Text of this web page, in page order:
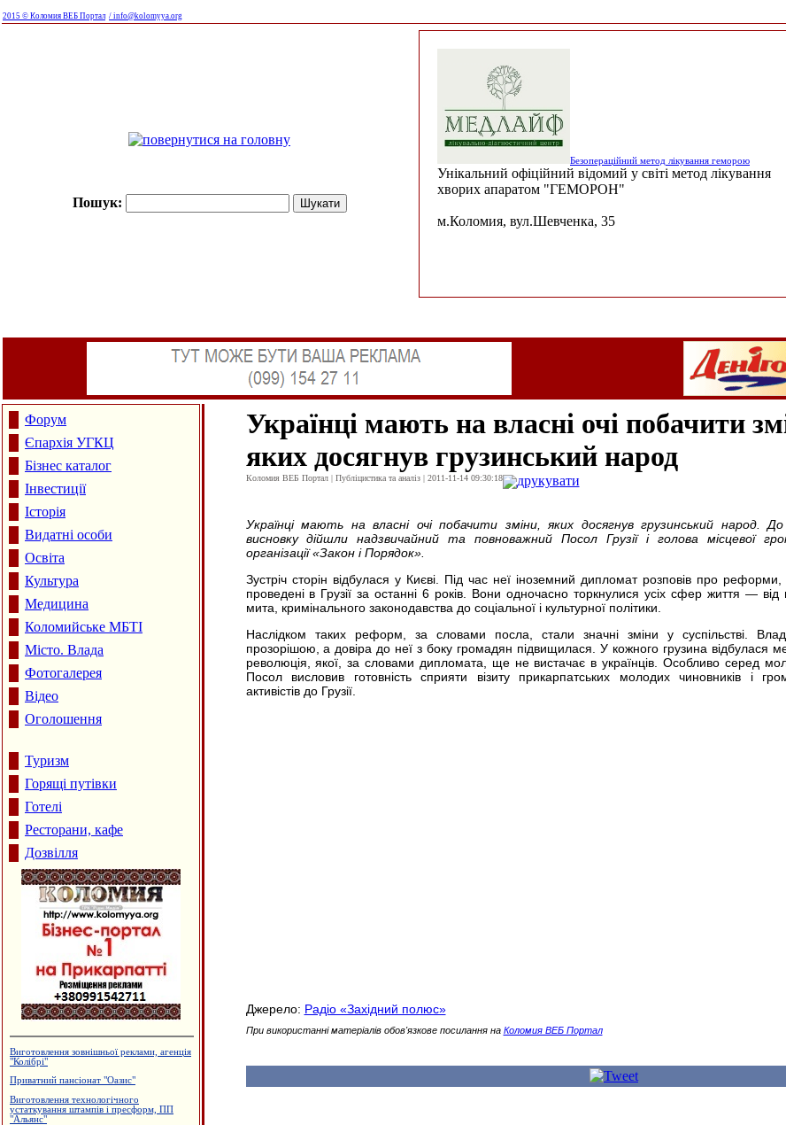
2015 © Коломия ВЕБ Портал / info@kolomyya.org
Пошук:
Безопераційний метод лікування геморою
Унікальний офіційний відомий у світі метод лікування
хворих апаратом "ГЕМОРОН"
м.Коломия, вул.Шевченка, 35
Форум
Єпархія УГКЦ
Бізнес каталог
Інвестиції
Історія
Видатні особи
Освіта
Культура
Медицина
Коломийське МБТІ
Місто. Влада
Фотогалерея
Відео
Оголошення
Туризм
Горящі путівки
Готелі
Ресторани, кафе
Дозвілля
Виготовлення зовнішньої реклами, агенція
"Колібрі"
Приватний пансіонат "Оазис"
Виготовлення технологічного
устаткування штампів і пресформ, ПП
"Альянс"
Українці мають на власні очі побачити
яких досягнув грузинський народ
Коломия ВЕБ Портал | Публіцистика та аналіз | 2011-11-14 09:30:18 друкувати
Українці мають на власні очі побачити зміни, яких досягнув грузинський народ.
висновку дійшли надзвичайний та повноважний Посол Грузії і голова місцевої
організації «Закон і Порядок».
Зустріч сторін відбулася у Києві. Під час неї іноземний дипломат розповів про реформи,
проведені в Грузії за останні 6 років. Вони одночасно торкнулися усіх сфер життя — від
мита, кримінального законодавства до соціальної і культурної політики.
Наслідком таких реформ, за словами посла, стали значні зміни у суспільстві.
прозорішою, а довіра до неї з боку громадян підвищилася. У кожного грузина відбулася
революція, якої, за словами дипломата, ще не вистачає в українців. Особливо серед
Посол висловив готовність сприяти візиту прикарпатських молодих чиновників і
активістів до Грузії.
Джерело: Радіо «Західний полюс»
При використанні матеріалів обов'язкове посилання на Коломия ВЕБ Портал